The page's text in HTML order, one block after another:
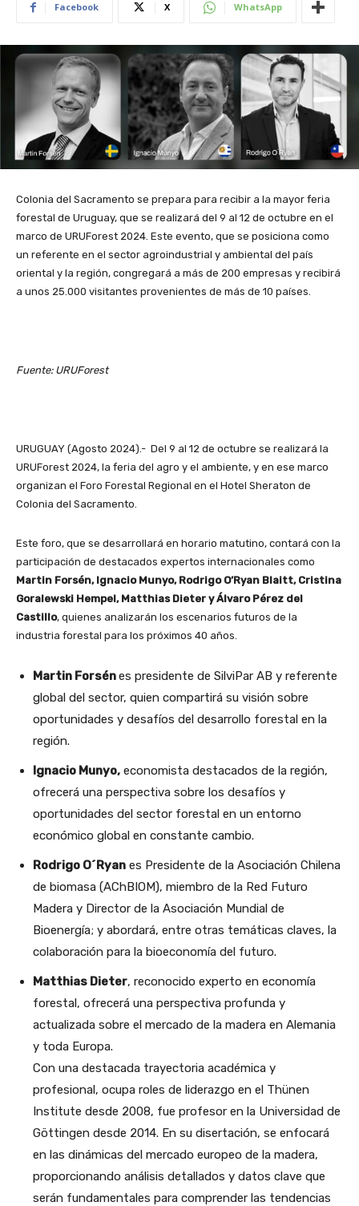
Facebook X WhatsApp
Colonia del Sacramento se prepara para recibir a la mayor feria
forestal de Uruguay, que se realizará del 9 al 12 de octubre en el
marco de URUForest 2024. Este evento, que se posiciona como
un referente en el sector agroindustrial y ambiental del país
oriental y la región, congregará a más de 200 empresas y recibirá
a unos 25.000 visitantes provenientes de más de 10 países.
Fuente: URUForest
URUGUAY (Agosto 2024).- Del 9 al 12 de octubre se realizará la
URUForest 2024, la feria del agro y el ambiente, y en ese marco
organizan el Foro Forestal Regional en el Hotel Sheraton de
Colonia del Sacramento.
Este foro, que se desarrollará en horario matutino, contará con la
participación de destacados expertos internacionales como
Martin Forsén, Ignacio Munyo, Rodrigo O’Ryan Blaitt, Cristina
Goralewski Hempel, Matthias Dieter y Álvaro Pérez del
Castillo, quienes analizarán los escenarios futuros de la
industria forestal para los próximos 40 años.
Martin Forsénes presidente de SilviPar AB y referente
global del sector, quien compartirá su visión sobre
oportunidades y desafíos del desarrollo forestal en la
región.
Ignacio Munyo, economista destacados de la región,
ofrecerá una perspectiva sobre los desafíos y
oportunidades del sector forestal en un entorno
económico global en constante cambio.
Rodrigo O´Ryan es Presidente de la Asociación Chilena
de biomasa (AChBIOM), miembro de la Red Futuro
Madera y Director de la Asociación Mundial de
Bioenergía; y abordará, entre otras temáticas claves, la
colaboración para la bioeconomía del futuro.
Matthias Dieter, reconocido experto en economía
forestal, ofrecerá una perspectiva profunda y
actualizada sobre el mercado de la madera en Alemania
y toda Europa.
Con una destacada trayectoria académica y
profesional, ocupa roles de liderazgo en el Thünen
Institute desde 2008, fue profesor en la Universidad de
Göttingen desde 2014. En su disertación, se enfocará
en las dinámicas del mercado europeo de la madera,
proporcionando análisis detallados y datos clave que
serán fundamentales para comprender las tendencias